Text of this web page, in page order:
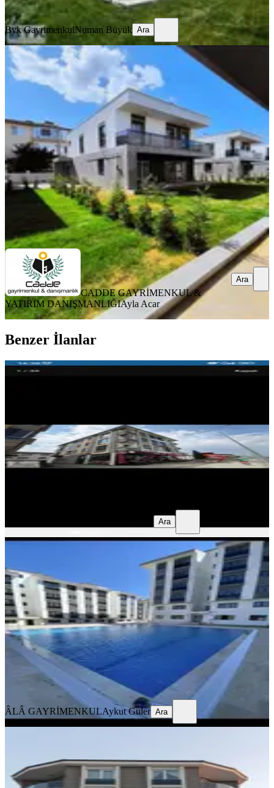
Ara
Byk GayrimenkulNuman Büyük Ara
SIFIR BİNA
Düzce Merkezde Sıfır Yerden Isıtmalı
4+1 Kiralık Villa
Düzce, Merkez
4+1· 204 m²·19.01.2026
57.000 ₺
CADDE GAYRİMENKUL & YATIRIM DANIŞMANLIĞIAyla
CADDE GAYRİMENKUL &
YATIRIM DANIŞMANLIĞIAyla Acar
Ara
Benzer İlanlar
3+1·125 m²·1. Kat·03.06.2025
25.000 ₺
Ara
Havuz Cepheli Eşyalı Kiralık 1+1
Düzce, Merkez
1+1·65 m²· 4. Kat·14.05.2026
14.000 ₺
ÂLÂ GAYRİMENKULAykut Guler
ÂLÂ GAYRİMENKULAykut Guler Ara
Daire
Düzce, Merkez